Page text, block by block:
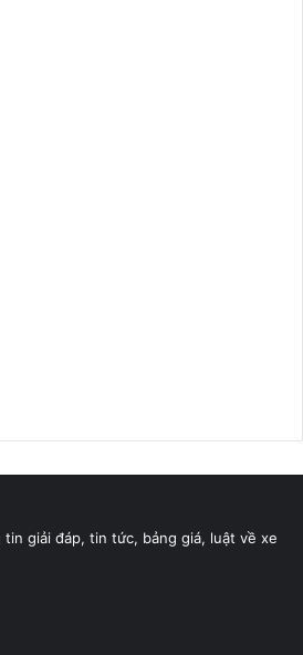
tin giải đáp, tin tức, bảng giá, luật về xe